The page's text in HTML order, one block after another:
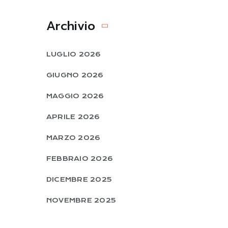
Archivio
LUGLIO 2026
GIUGNO 2026
MAGGIO 2026
APRILE 2026
MARZO 2026
FEBBRAIO 2026
DICEMBRE 2025
NOVEMBRE 2025